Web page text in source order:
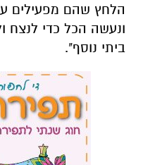
הלחץ שהם מפעילים
ונעשה הכל כדי
ביתי נוסף".